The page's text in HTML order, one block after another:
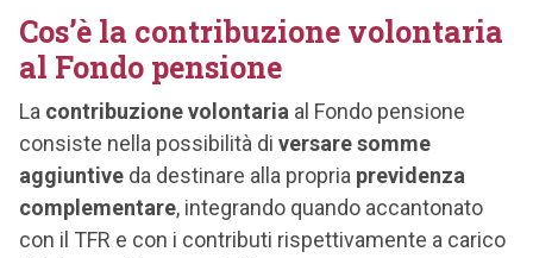
Cos’è la contribuzione volontaria
al Fondo pensione
La contribuzione volontaria al Fondo pensione
consiste nella possibilità di versare somme
aggiuntive da destinare alla propria previdenza
complementare, integrando quando accantonato
con il TFR e con i contributi rispettivamente a carico